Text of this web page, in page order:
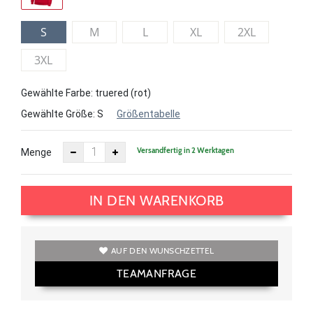
S M L XL
2XL
3XL
Gewählte Farbe: truered (rot)
Gewählte Größe: S Größentabelle
Menge Versandfertig in 2 Werktagen
IN DEN WARENKORB
AUF DEN WUNSCHZETTEL
TEAMANFRAGE